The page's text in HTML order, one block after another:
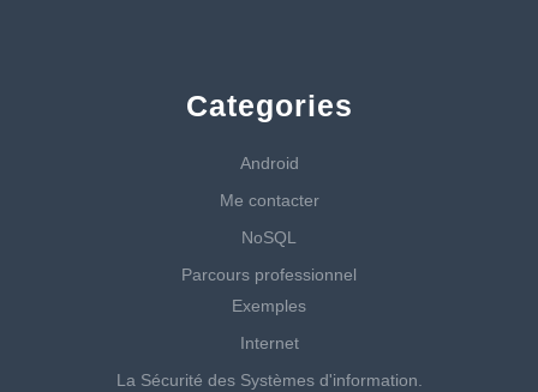
Categories
Android
Me contacter
NoSQL
Parcours professionnel
Exemples
Internet
La Sécurité des Systèmes d'information.